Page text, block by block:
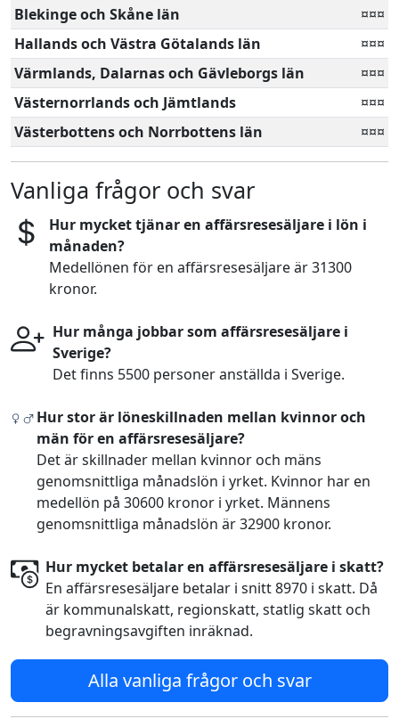
Blekinge och Skåne län
¤¤¤
Hallands och Västra Götalands län
¤¤¤
Värmlands, Dalarnas och Gävleborgs län
¤¤¤
Västernorrlands och Jämtlands
¤¤¤
Västerbottens och Norrbottens län
¤¤¤
Vanliga frågor och svar
Hur mycket tjänar en affärsresesäljare i lön i
månaden?
Medellönen för en affärsresesäljare är 31300
kronor.
Hur många jobbar som affärsresesäljare i
Sverige?
Det finns 5500 personer anställda i Sverige.
Hur stor är löneskillnaden mellan kvinnor och
män för en affärsresesäljare?
Det är skillnader mellan kvinnor och mäns
genomsnittliga månadslön i yrket. Kvinnor har en
medellön på 30600 kronor i yrket. Männens
genomsnittliga månadslön är 32900 kronor.
Hur mycket betalar en affärsresesäljare i skatt?
En affärsresesäljare betalar i snitt 8970 i skatt. Då
är kommunalskatt, regionskatt, statlig skatt och
begravningsavgiften inräknad.
Alla vanliga frågor och svar